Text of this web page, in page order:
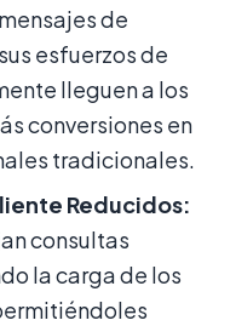
de
esfuerzos de
lleguen a los
conversiones en
tradicionales.
Reducidos:
consultas
la carga de los